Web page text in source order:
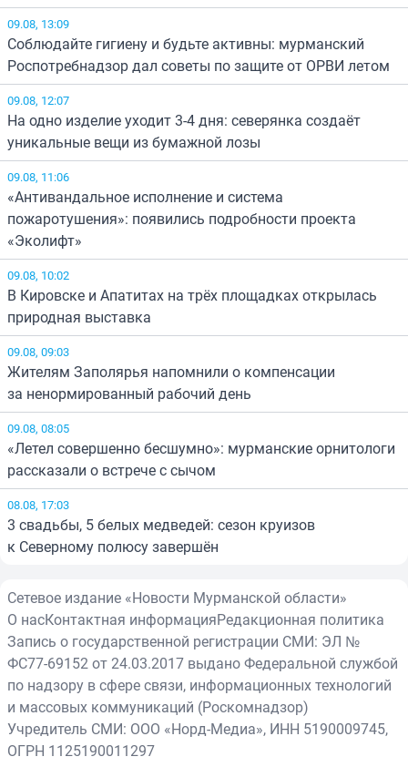
09.08, 13:09
Соблюдайте гигиену и будьте активны: мурманский
Роспотребнадзор дал советы по защите от ОРВИ летом
09.08, 12:07
На одно изделие уходит 3-4 дня: северянка создаёт
уникальные вещи из бумажной лозы
09.08, 11:06
«Антивандальное исполнение и система
пожаротушения»: появились подробности проекта
«Эколифт»
09.08, 10:02
В Кировске и Апатитах на трёх площадках открылась
природная выставка
09.08, 09:03
Жителям Заполярья напомнили о компенсации
за ненормированный рабочий день
09.08, 08:05
«Летел совершенно бесшумно»: мурманские орнитологи
рассказали о встрече с сычом
08.08, 17:03
3 свадьбы, 5 белых медведей: сезон круизов
к Северному полюсу завершён
Сетевое издание «Новости Мурманской области»
О насКонтактная информацияРедакционная политика
Запись о государственной регистрации СМИ: ЭЛ №
ФС77-69152 от 24.03.2017 выдано Федеральной службой
по надзору в сфере связи, информационных технологий
и массовых коммуникаций (Роскомнадзор)
Учредитель СМИ: ООО «Норд-Медиа», ИНН 5190009745,
ОГРН 1125190011297